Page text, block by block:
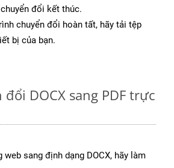
đổi kết thúc.
chuyển đổi hoàn tất, hãy tải tệp
bị của bạn.
DOCX sang PDF trực
sang định dạng DOCX, hãy làm